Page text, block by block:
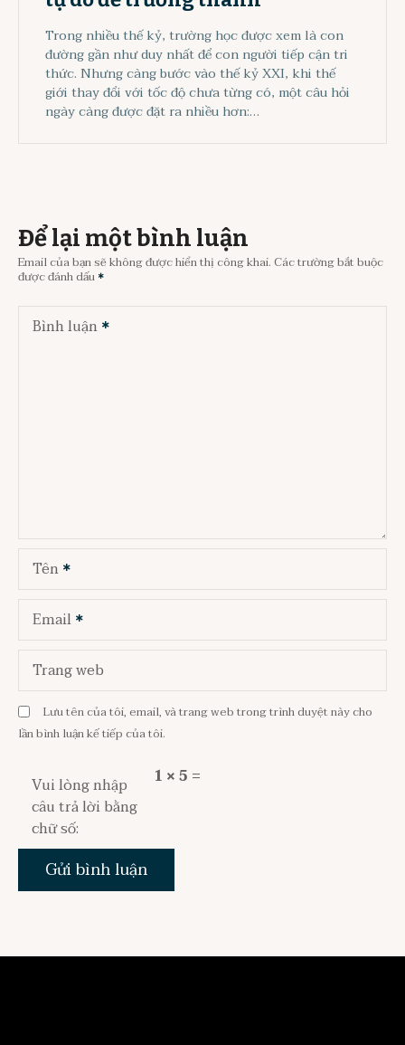
Trong nhiều thế kỷ, trường học được xem là con
đường gần như duy nhất để con người tiếp cận tri
thức. Nhưng càng bước vào thế kỷ XXI, khi thế
giới thay đổi với tốc độ chưa từng có, một câu hỏi
ngày càng được đặt ra nhiều hơn:…
Để lại một bình luận
Email của bạn sẽ không được hiển thị công khai.Các trường bắt buộc
được đánh dấu
Bình luận
Tên
Email
Trang web
Lưu tên của tôi, email, và trang web trong trình duyệt này cho
lần bình luận kế tiếp của tôi.
Vui lòng nhập
câu trả lời bằng
chữ số:
1 × 5 =